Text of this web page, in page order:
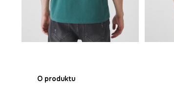
O produktu